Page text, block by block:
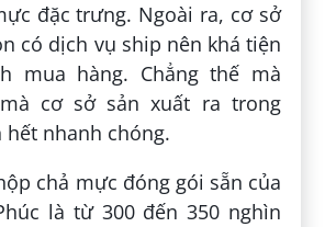
đặc trưng. Ngoài ra, cơ sở
có dịch vụ ship nên khá tiện
mua hàng. Chẳng thế mà
cơ sở sản xuất ra trong
hết nhanh chóng.
chả mực đóng gói sẵn của
là từ 300 đến 350 nghìn